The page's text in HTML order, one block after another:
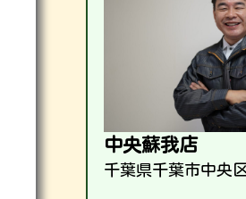
中央蘇我店
千葉県千葉市中央